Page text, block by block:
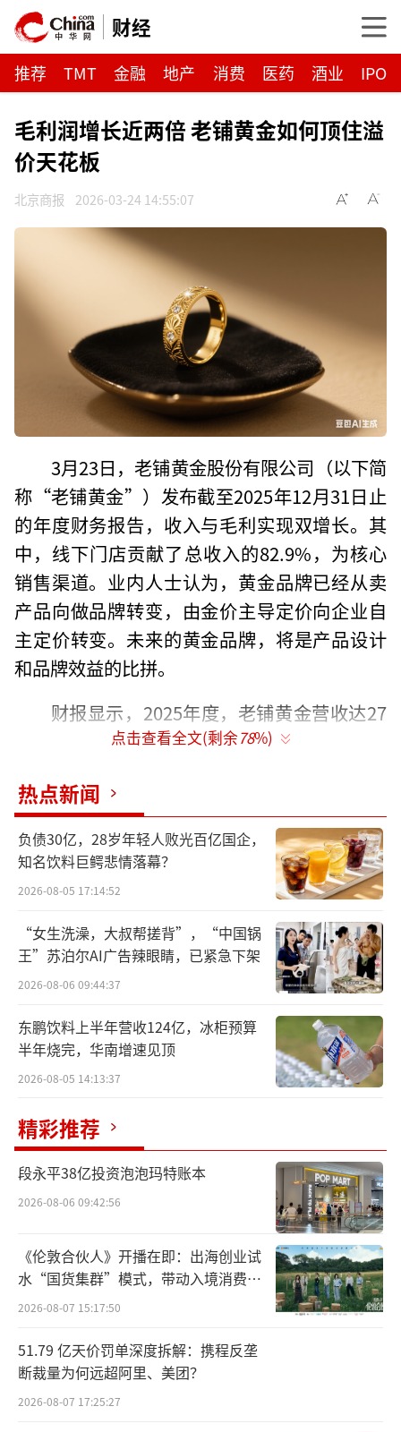
财经
推荐 TMT 金融 地产 消费 医药 酒业 IPO
毛利润增长近两倍 老铺黄金如何顶住溢
价天花板
北京商报 2026-03-24 14:55:07
3月23日，老铺黄金股份有限公司（以下简
称“老铺黄金”）发布截至2025年12月31日止
的年度财务报告，收入与毛利实现双增长。其
中，线下门店贡献了总收入的82.9%，为核心
销售渠道。业内人士认为，黄金品牌已经从卖
产品向做品牌转变，由金价主导定价向企业自
主定价转变。未来的黄金品牌，将是产品设计
和品牌效益的比拼。
财报显示，2025年度，老铺黄金营收达27
3.03亿元，较2024年的85.06亿元同比增长22
的102.74亿元，增长率达193.4%；净利润由20
24年的15.02亿元增至2025年的50.29亿元，同
比增长高达234.9%，盈利能力显著提升。
从渠道端来看，线下门店为老铺黄金贡献
了总收入的82.9%，为核心销售渠道。同期，
线上收入占比也较2024年进一步提升，达到17.
1%。老铺黄金方面表示，其线上线下的业绩增
长主要源于品牌形成的市场绝对优势、产品的
推新迭代，以及报告期内新增10家门店、优化
扩容9家门店带来的营收贡献。目前，老铺黄金
持续扩大。
在线下布局中，截至2025年12月31日，老
铺黄金已在国内16座城市共开设45家直营门
店，全部位于包括SKP系和万象城系在内的知
名商业中心，试图通过入驻头部消费地标，与
国际一线大牌争夺高净值人群。
全球奢侈品集团中，老铺黄金在中国内地的单
点击查看全文(剩余78%)
热点新闻
负债30亿，28岁年轻人败光百亿国企，
知名饮料巨鳄悲情落幕？
2026-08-05 17:14:52
“女生洗澡，大叔帮搓背”，“中国锅
王”苏泊尔AI广告辣眼睛，已紧急下架
2026-08-06 09:44:37
东鹏饮料上半年营收124亿，冰柜预算
半年烧完，华南增速见顶
2026-08-05 14:13:37
精彩推荐
段永平38亿投资泡泡玛特账本
2026-08-06 09:42:56
《伦敦合伙人》开播在即：出海创业试
水“国货集群”模式，带动入境消费反
向种草
2026-08-07 15:17:50
51.79 亿天价罚单深度拆解：携程反垄
断裁量为何远超阿里、美团？
2026-08-07 17:25:27